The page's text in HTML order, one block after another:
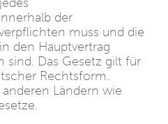
der
muss und die
den Hauptvertrag
sind. Das Gesetz gilt für
Rechtsform.
Ländern wie